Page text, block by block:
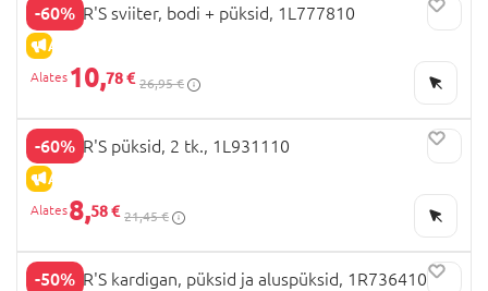
-60%
ALLAHINDLUS
CARTER'S sviiter, bodi + püksid, 1L777810
10,78 € 26,95 €
-60%
ALLAHINDLUS
CARTER'S püksid, 2 tk., 1L931110
8,58 € 21,45 €
-50%
CARTER'S kardigan, püksid ja aluspüksid, 1R736410 69-